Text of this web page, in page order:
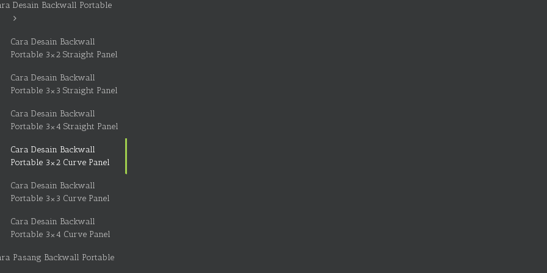
Desain Backwall Portable
Cara Desain Backwall
Portable 3×2 Straight Panel
Cara Desain Backwall
Portable 3×3 Straight Panel
Cara Desain Backwall
Portable 3×4 Straight Panel
Cara Desain Backwall
Portable 3×2 Curve Panel
Cara Desain Backwall
Portable 3×3 Curve Panel
Cara Desain Backwall
Portable 3×4 Curve Panel
Pasang Backwall Portable